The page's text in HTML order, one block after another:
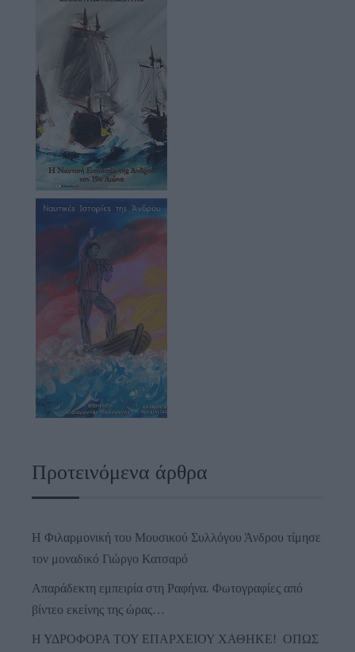
Προτεινόμενα άρθρα
Η Φιλαρμονική του Μουσικού Συλλόγου Άνδρου τίμησε
τον μοναδικό Γιώργο Κατσαρό
Απαράδεκτη εμπειρία στη Ραφήνα. Φωτογραφίες από
βίντεο εκείνης της ώρας…
Η ΥΔΡΟΦΟΡΑ ΤΟΥ ΕΠΑΡΧΕΙΟΥ ΧΑΘΗΚΕ! ΟΠΩΣ